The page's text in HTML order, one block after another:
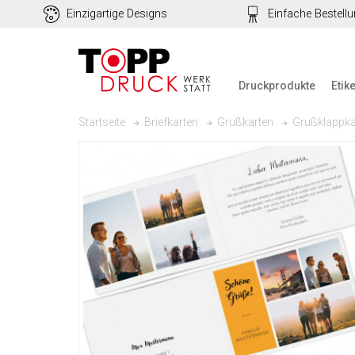
Einzigartige Designs Einfache
Druckprodukte
Startseite Briefkarten Grußkarten